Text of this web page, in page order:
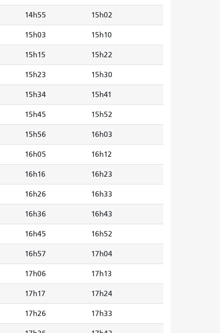
14h55 15h02
15h03 15h10
15h15 15h22
15h23 15h30
15h34 15h41
15h45 15h52
15h56 16h03
16h05 16h12
16h16 16h23
16h26 16h33
16h36 16h43
16h45 16h52
16h57 17h04
17h06 17h13
17h17 17h24
17h26 17h33